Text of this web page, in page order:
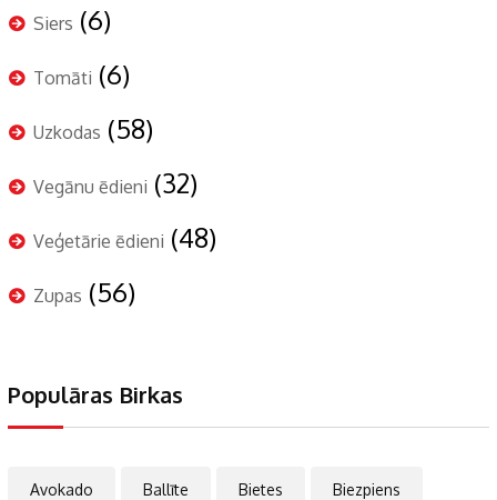
Siers (6)
Tomāti (6)
Uzkodas (58)
Vegānu ēdieni (32)
Veģetārie ēdieni (48)
Zupas (56)
Populāras Birkas
Avokado Ballīte Bietes Biezpiens